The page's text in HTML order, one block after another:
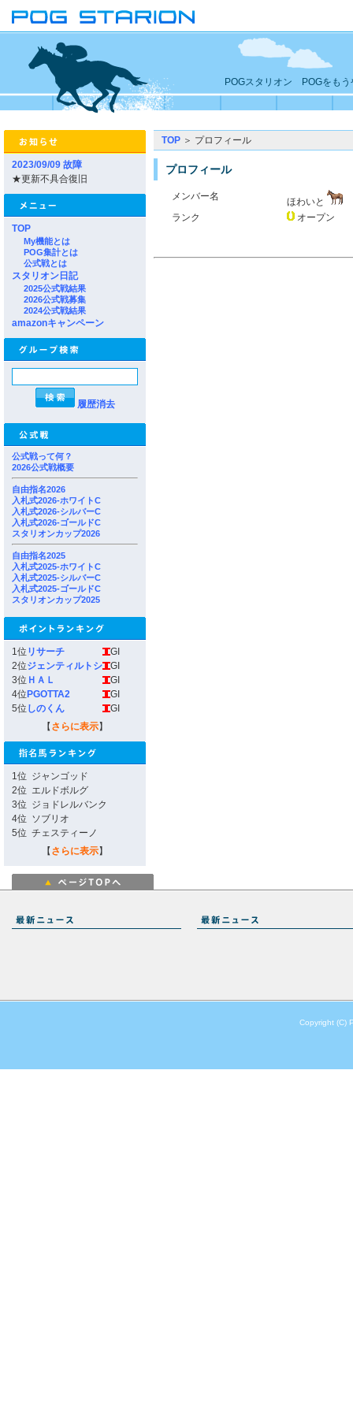
POGスタリオン POGをもう
2023/09/09 故障
★更新不具合復旧
TOP
My機能とは
POG集計とは
公式戦とは
スタリオン日記
2025公式戦結果
2026公式戦募集
2024公式戦結果
amazonキャンペーン
履歴消去
公式戦って何？
2026公式戦概要
自由指名2026
入札式2026-ホワイトC
入札式2026-シルバーC
入札式2026-ゴールドC
スタリオンカップ2026
自由指名2025
入札式2025-ホワイトC
入札式2025-シルバーC
入札式2025-ゴールドC
スタリオンカップ2025
1位 リサーチ
GI
2位ジェンティルトシ
GI
3位 ＨＡＬ
GI
4位 PGOTTA2
GI
5位 しのくん
GI
【 さらに表示】
1位 ジャンゴッド
2位 エルドボルグ
3位 ジョドレルバンク
4位 ソブリオ
5位 チェスティーノ
【 さらに表示】
TOP ＞ プロフィール
プロフィール
メンバー名
ほわいと
ランク
オープン
Copyright (C)